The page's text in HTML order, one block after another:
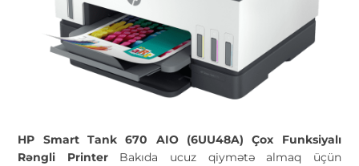
HP Smart Tank 670 AIO (6UU48A) Çox Funksiyalı
Rəngli Printer Bakıda ucuz qiymətə almaq üçün